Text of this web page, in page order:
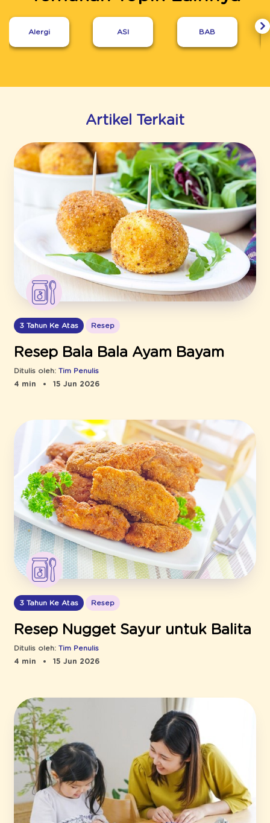
Alergi ASI BAB
Artikel Terkait
3 Tahun Ke Atas Resep
Resep Bala Bala Ayam Bayam
Ditulis oleh: Tim Penulis
4 min
15 Jun 2026
3 Tahun Ke Atas Resep
Resep Nugget Sayur untuk Balita
Ditulis oleh: Tim Penulis
4 min
15 Jun 2026